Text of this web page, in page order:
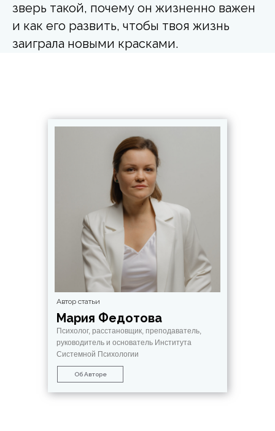
зверь такой, почему он жизненно важен
и как его развить, чтобы твоя жизнь
заиграла новыми красками.
Психолог, расстановщик, преподаватель,
руководитель и основатель Института
Системной Психологии
Автор статьи
Мария Федотова
Об Авторе